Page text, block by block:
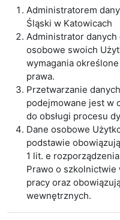
Administratorem
Śląski w Katowicach
Administrator
osobowe swoich
wymagania
prawa.
Przetwarzanie
podejmowane jest w
do obsługi procesu
Dane osobowe
podstawie
1 lit. e
Prawo o szkolnictwie
pracy oraz
wewnętrznych.